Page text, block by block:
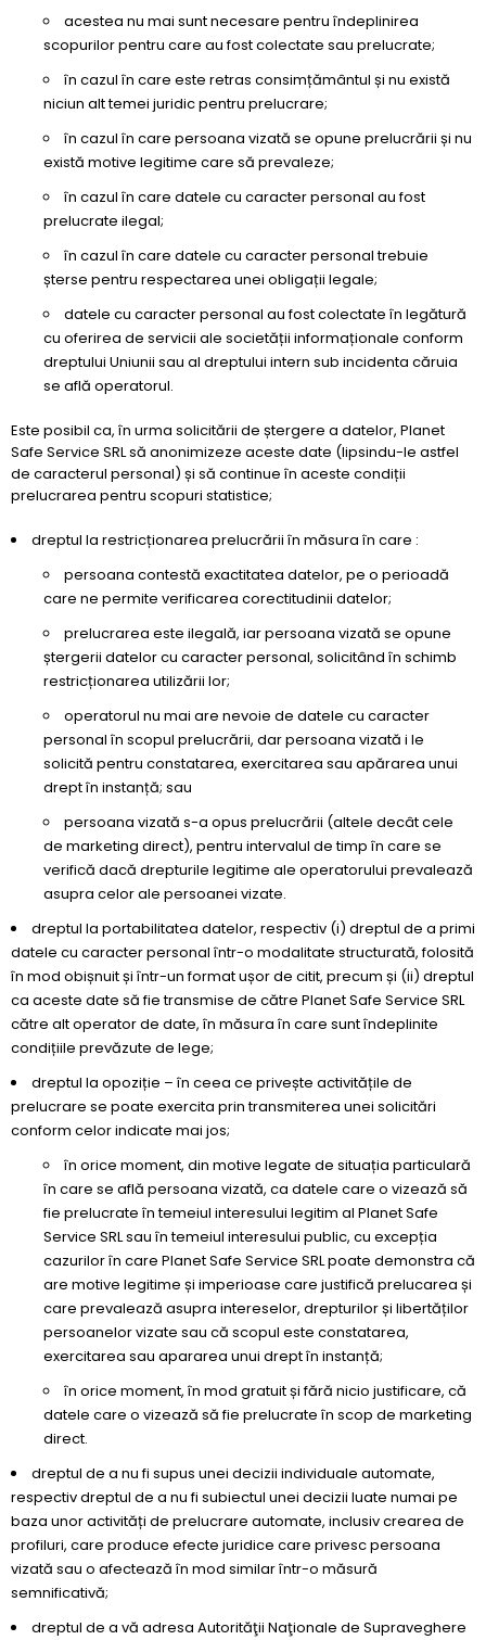
acestea nu mai sunt necesare pentru îndeplinirea
scopurilor pentru care au fost colectate sau prelucrate;
în cazul în care este retras consimțământul și nu există
niciun alt temei juridic pentru prelucrare;
în cazul în care persoana vizată se opune prelucrării și nu
există motive legitime care să prevaleze;
în cazul în care datele cu caracter personal au fost
prelucrate ilegal;
în cazul în care datele cu caracter personal trebuie
șterse pentru respectarea unei obligații legale;
datele cu caracter personal au fost colectate în legătură
cu oferirea de servicii ale societății informaționale conform
dreptului Uniunii sau al dreptului intern sub incidenta căruia
se află operatorul.
Este posibil ca, în urma solicitării de ștergere a datelor, Planet
Safe Service SRL să anonimizeze aceste date (lipsindu-le astfel
de caracterul personal) și să continue în aceste condiții
prelucrarea pentru scopuri statistice;
dreptul la restricționarea prelucrării în măsura în care :
persoana contestă exactitatea datelor, pe o perioadă
care ne permite verificarea corectitudinii datelor;
prelucrarea este ilegală, iar persoana vizată se opune
ștergerii datelor cu caracter personal, solicitând în schimb
restricționarea utilizării lor;
operatorul nu mai are nevoie de datele cu caracter
personal în scopul prelucrării, dar persoana vizată i le
solicită pentru constatarea, exercitarea sau apărarea unui
drept în instanță; sau
persoana vizată s-a opus prelucrării (altele decât cele
de marketing direct), pentru intervalul de timp în care se
verifică dacă drepturile legitime ale operatorului prevalează
asupra celor ale persoanei vizate.
dreptul la portabilitatea datelor, respectiv (i) dreptul de a primi
datele cu caracter personal într-o modalitate structurată, folosită
în mod obișnuit și într-un format ușor de citit, precum și (ii) dreptul
ca aceste date să fie transmise de către Planet Safe Service SRL
către alt operator de date, în măsura în care sunt îndeplinite
condițiile prevăzute de lege;
dreptul la opoziție – în ceea ce privește activitățile de
prelucrare se poate exercita prin transmiterea unei solicitări
conform celor indicate mai jos;
în orice moment, din motive legate de situația particulară
în care se află persoana vizată, ca datele care o vizează să
fie prelucrate în temeiul interesului legitim al Planet Safe
Service SRL sau în temeiul interesului public, cu excepția
cazurilor în care Planet Safe Service SRL poate demonstra că
are motive legitime și imperioase care justifică prelucarea și
care prevalează asupra intereselor, drepturilor și libertăților
persoanelor vizate sau că scopul este constatarea,
exercitarea sau apararea unui drept în instanță;
în orice moment, în mod gratuit și fără nicio justificare, că
datele care o vizează să fie prelucrate în scop de marketing
direct.
dreptul de a nu fi supus unei decizii individuale automate,
respectiv dreptul de a nu fi subiectul unei decizii luate numai pe
baza unor activități de prelucrare automate, inclusiv crearea de
profiluri, care produce efecte juridice care privesc persoana
vizată sau o afectează în mod similar într-o măsură
semnificativă;
dreptul de a vă adresa Autorităţii Naţionale de Supraveghere